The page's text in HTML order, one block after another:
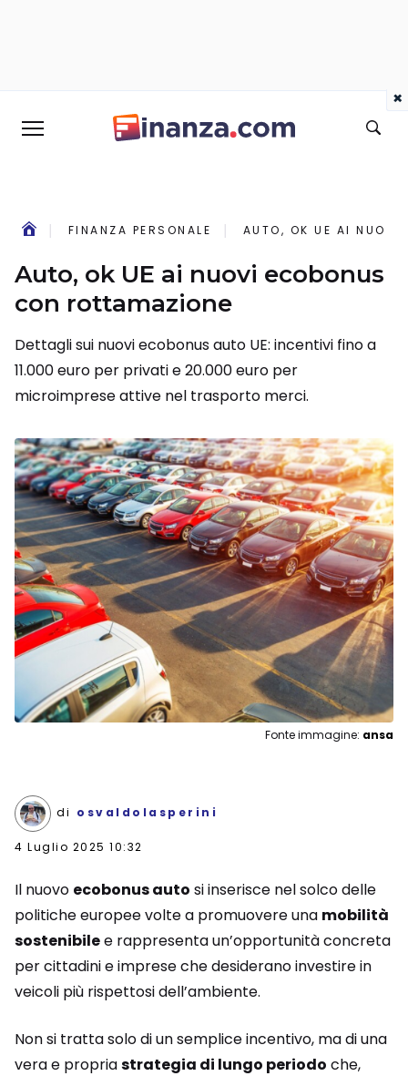
FINANZA PERSONALE AUTO, OK UE AI NUOVI
Auto, ok UE ai nuovi ecobonus
con rottamazione
Dettagli sui nuovi ecobonus auto UE: incentivi fino a
11.000 euro per privati e 20.000 euro per
microimprese attive nel trasporto merci.
Fonte immagine: ansa
di osvaldolasperini
4 Luglio 2025 10:32
Il nuovo ecobonus auto si inserisce nel solco delle
politiche europee volte a promuovere una mobilità
sostenibilee rappresenta un’opportunità concreta
per cittadini e imprese che desiderano investire in
veicoli più rispettosi dell’ambiente.
Non si tratta solo di un semplice incentivo, ma di una
vera e propriastrategia di lungo periodo che,
×